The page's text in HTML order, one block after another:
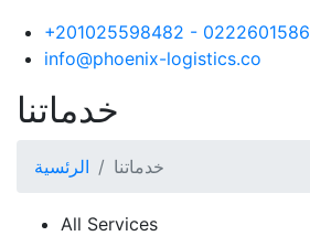
+201025598482 - 0222601586
info@phoenix-logistics.co
خدماتنا
الرئسية خدماتنا
All Services